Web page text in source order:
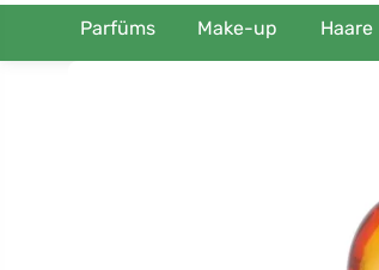
Parfüms Make-up Haare